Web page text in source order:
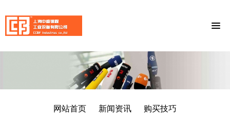
网站首页 新闻资讯 购买技巧